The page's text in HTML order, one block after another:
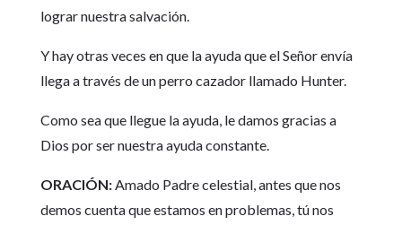
lograr nuestra salvación.
Y hay otras veces en que la ayuda que el Señor envía
llega a través de un perro cazador llamado Hunter.
Como sea que llegue la ayuda, le damos gracias a
Dios por ser nuestra ayuda constante.
ORACIÓN:Amado Padre celestial, antes que nos
demos cuenta que estamos en problemas, tú nos